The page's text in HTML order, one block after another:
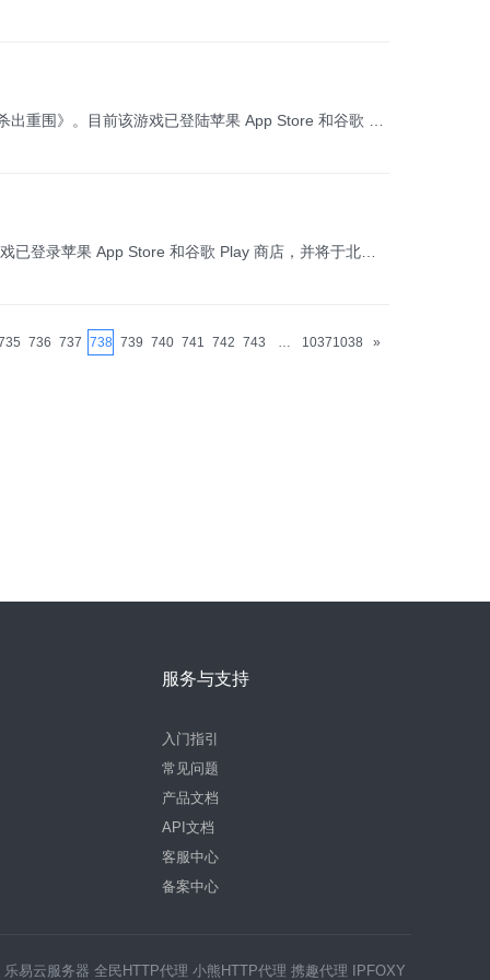
736 737 738 739 740 741 742 743 … 10371038 »
服务与支持
入门指引
常见问题
产品文档
API文档
客服中心
备案中心
乐易云服务器 全民HTTP代理 小熊HTTP代理 携趣代理 IPFOXY